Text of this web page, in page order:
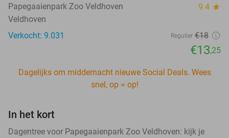
Papegaaienpark Zoo Veldhoven 9.4 star
Veldhoven
Verkocht: 9.031
Regulier €18
€13,25
Dagelijks om middernacht nieuwe Social Deals. Wees
snel, op = op!
In het kort
Dagentree voor Papegaaienpark Zoo Veldhoven: kijk je